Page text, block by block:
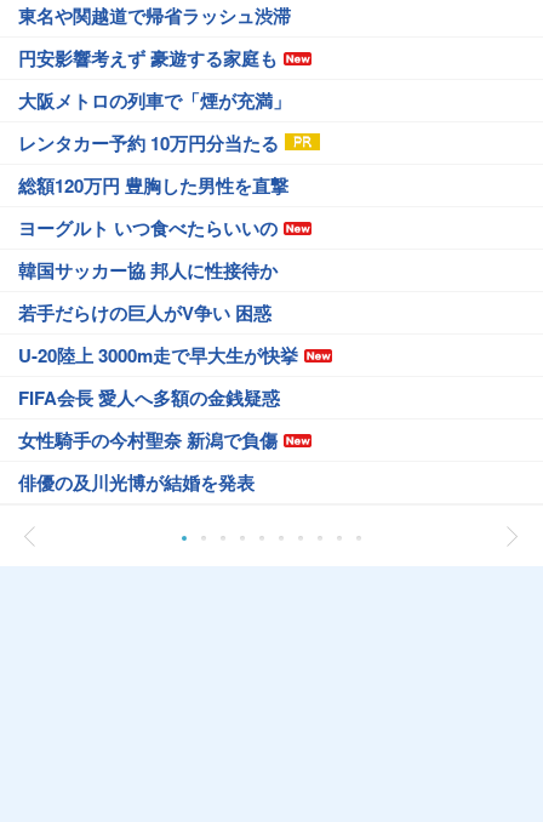
東名や関越道で帰省ラッシュ渋滞
円安影響考えず 豪遊する家庭も
大阪メトロの列車で「煙が充満」
レンタカー予約 10万円分当たる
総額120万円 豊胸した男性を直撃
ヨーグルト いつ食べたらいいの
韓国サッカー協 邦人に性接待か
若手だらけの巨人がV争い 困惑
U-20陸上 3000m走で早大生が快挙
FIFA会長 愛人へ多額の金銭疑惑
女性騎手の今村聖奈 新潟で負傷
俳優の及川光博が結婚を発表